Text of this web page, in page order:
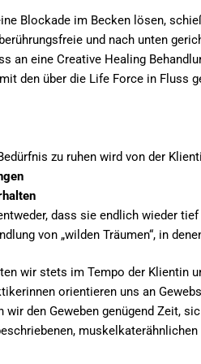
Blockade im Becken lösen,
und nach unten
an eine Creative Healing
den über die Life Force in Fluss
zu ruhen wird von der
dass sie endlich wieder
von „wilden Träumen“, in
wir stets im Tempo der Klientin
orientieren uns an
wir den Geweben genügend Zeit,